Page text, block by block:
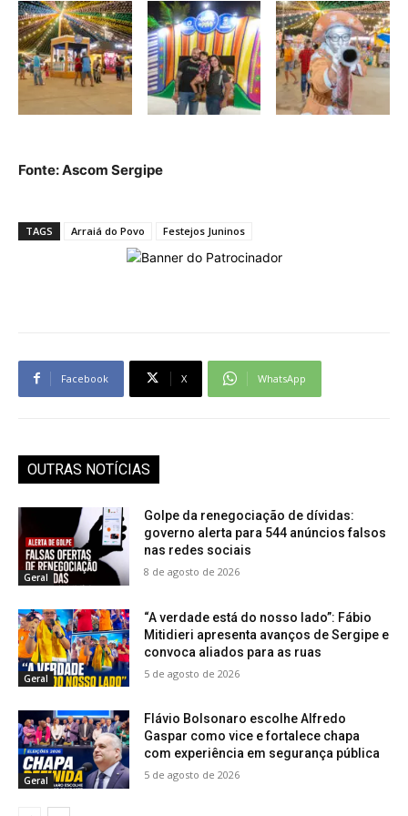
Fonte: Ascom Sergipe
TAGS Arraiá do Povo Festejos Juninos
Facebook X WhatsApp
OUTRAS NOTÍCIAS
Geral
Golpe da renegociação de dívidas:
governo alerta para 544 anúncios falsos
nas redes sociais
8 de agosto de 2026
Geral
“A verdade está do nosso lado”: Fábio
Mitidieri apresenta avanços de Sergipe e
convoca aliados para as ruas
5 de agosto de 2026
Geral
Flávio Bolsonaro escolhe Alfredo
Gaspar como vice e fortalece chapa
com experiência em segurança pública
5 de agosto de 2026